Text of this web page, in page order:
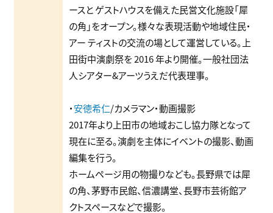
ースと ゲストハウスを備えた⺠営⽂化施設「犀
の⾓」をオープン。様々な表現活動や地域住⺠・
アー ティストの交流の場として運営している。上
⽥街中演劇祭を 2016 年より開催。⼀般社団法
⼈シアター&アーツうえだ代表理事。
・安徳希仁/カメラマン・動画撮影
2017年より上⽥市の地域おこし協⼒隊となって
現在に⾄る。演劇を主体にイベントの撮影、動画
編集を⾏う。
ホームページ⽤の物撮りなども。⻑野県では犀
の⾓、茅野市⺠館、信濃講堂、⻑野市芸術館ア
クトスペースなどで撮影。